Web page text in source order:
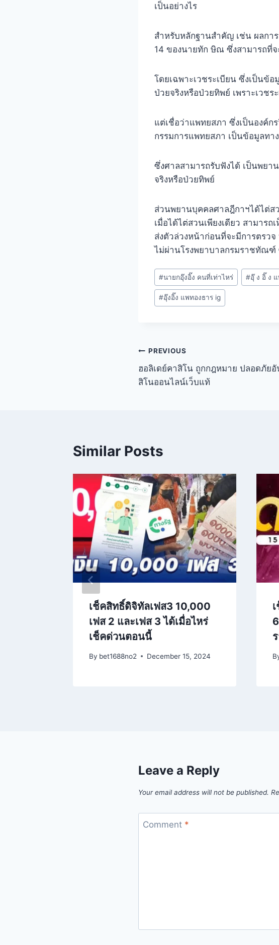
เป็นอย่างไร
สำหรับหลักฐานสำคัญ เช่น ผลกา
14 ของนายทัก ษิณ ซึ่งสามารถที่
โดยเฉพาะเวชระเบียน ซึ่งเป็น
ป่วยจริงหรือป่วยทิพย์ เพราะเวช
แต่เชื่อว่าแพทยสภา ซึ่งเป็นองค์
กรรมการแพทยสภา เป็นข้อมูลทา
ซึ่งศาลสามารถรับฟังได้ เป็นพย
จริงหรือป่วยทิพย์
ส่วนพยานบุคคลศาลฎีกาฯได้ไต่
เมื่อได้ไต่สวนเพียงเดียว สามาร
ส่งตัวล่วงหน้าก่อนที่จะมีการตรว
ไม่ผ่านโรงพยาบาลกรมราชทัณฑ์
#นายกอุ๊งอิ๊ง คนที่เท่าไหร่ #อุ๊ ง อิ๊ ง
#อุ๊งอิ๊ง แพทองธาร ig
PREVIOUS
ฮอลิเดย์คาสิโน ถูกกฎหมาย ปลอดภัยอั
สิโนออนไลน์เว็บแท้
Similar Posts
เช็คสิทธิ์ดิจิทัลเฟส3 10,000
เฟส 2 และเฟส 3 ได้เมื่อไหร่
เช็คด่วนตอนนี้
By bet1688no2 December 15, 2024
Leave a Reply
Your email address will not be published.
Comment *